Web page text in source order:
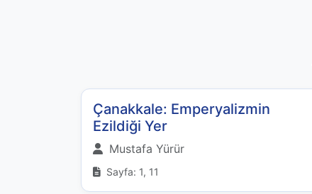
Çanakkale: Emperyalizmin
Ezildiği Yer
Mustafa Yürür
Sayfa: 1, 11